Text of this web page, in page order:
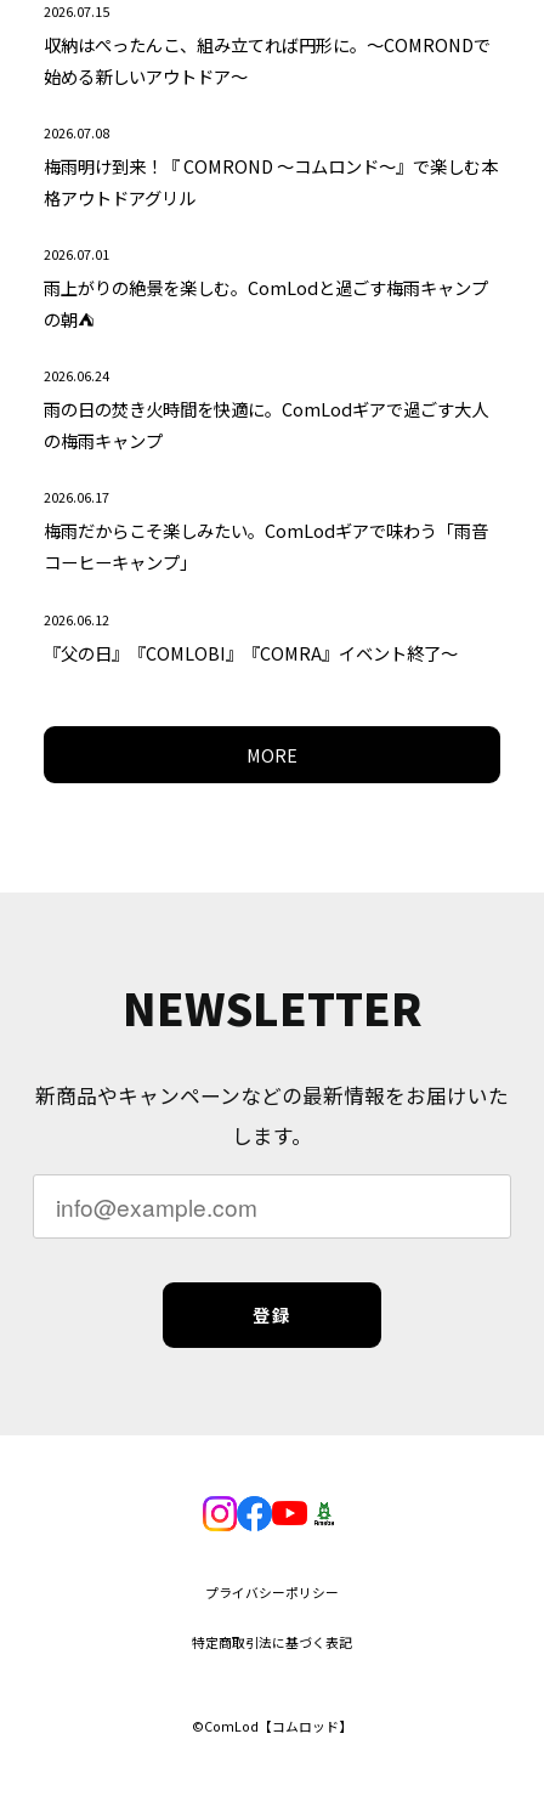
2026.07.15
収納はぺったんこ、組み立てれば円形に。～COMRONDで
始める新しいアウトドア～
2026.07.08
梅雨明け到来！『 COMROND ～コムロンド～』で楽しむ本
格アウトドアグリル
2026.07.01
雨上がりの絶景を楽しむ。ComLodと過ごす梅雨キャンプ
の朝⛺
2026.06.24
雨の日の焚き火時間を快適に。ComLodギアで過ごす大人
の梅雨キャンプ
2026.06.17
梅雨だからこそ楽しみたい。ComLodギアで味わう「雨音
コーヒーキャンプ」
2026.06.12
『父の日』『COMLOBI』『COMRA』イベント終了～
MORE
NEWSLETTER
新商品やキャンペーンなどの最新情報をお届けいた
します。
登録
プライバシーポリシー
特定商取引法に基づく表記
©︎ComLod【コムロッド】